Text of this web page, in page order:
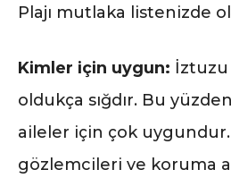
Plajı mutlaka listenizde
Kimler için uygun: İztuzu
oldukça sığdır. Bu
aileler için çok uygundur.
gözlemcileri ve koruma